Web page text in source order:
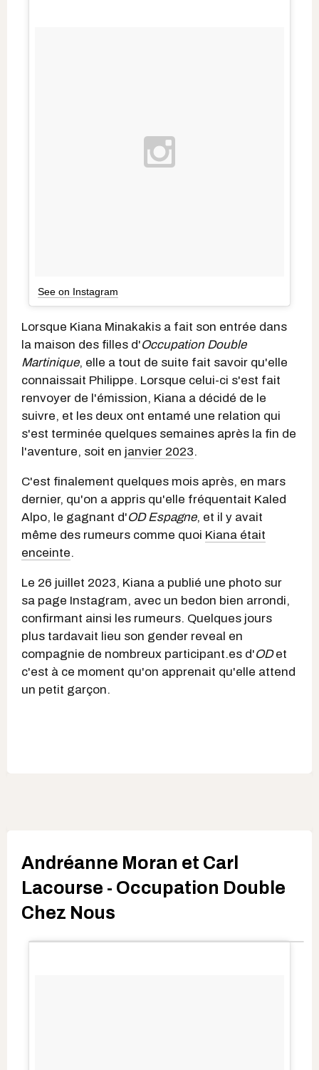
See on Instagram
Lorsque Kiana Minakakis a fait son entrée dans
la maison des filles d'Occupation Double
Martinique, elle a tout de suite fait savoir qu'elle
connaissait Philippe. Lorsque celui-ci s'est fait
renvoyer de l'émission, Kiana a décidé de le
suivre, et les deux ont entamé une relation qui
s'est terminée quelques semaines après la fin de
l'aventure, soit en janvier 2023.
C'est finalement quelques mois après, en mars
dernier, qu'on a appris qu'elle fréquentait Kaled
Alpo, le gagnant d'OD Espagne, et il y avait
même des rumeurs comme quoi Kiana était
enceinte.
Le 26 juillet 2023, Kiana a publié une photo sur
sa page Instagram, avec un bedon bien arrondi,
confirmant ainsi les rumeurs. Quelques jours
plus tardavait lieu son gender reveal en
compagnie de nombreux participant.es d'ODet
c'est à ce moment qu'on apprenait qu'elle attend
un petit garçon.
Andréanne Moran et Carl
Lacourse - Occupation Double
Chez Nous